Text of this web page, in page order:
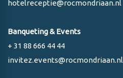
hotelreceptie@rocmondriaan.nl
Banqueting & Events
+ 31 88 666 44 44
invitez.events@rocmondriaan.nl